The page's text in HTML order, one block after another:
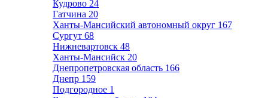
Кудрово 24
Гатчина 20
Ханты-Мансийский автономный округ 167
Сургут 68
Нижневартовск 48
Ханты-Мансийск 20
Днепропетровская область 166
Днепр 159
Подгородное 1